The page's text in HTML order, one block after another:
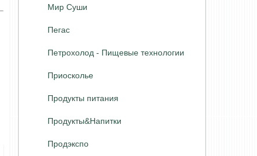
Мир Суши
Пегас
Петрохолод - Пищевые технологии
Приосколье
Продукты питания
Продукты&Напитки
Продэкспо